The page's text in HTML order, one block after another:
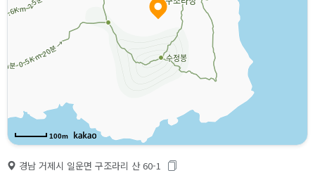
100m
경남 거제시 일운면 구조라리 산 60-1